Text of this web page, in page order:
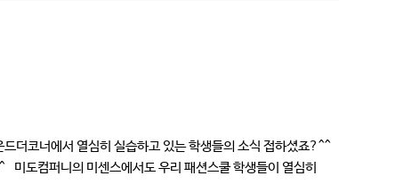
더코너에서 열심히 실습하고 있는 학생들의 소식 접하셨죠?^^
도컴퍼니의 미센스에서도 우리 패션스쿨 학생들이 열심히